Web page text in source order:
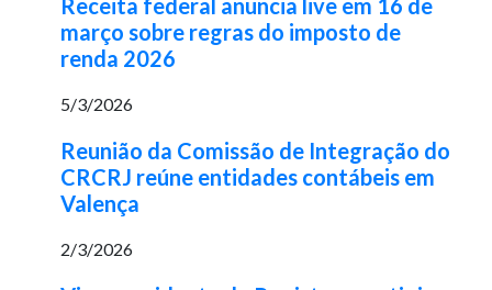
Receita federal anuncia live em 16 de
março sobre regras do imposto de
renda 2026
5/3/2026
Reunião da Comissão de Integração do
CRCRJ reúne entidades contábeis em
Valença
2/3/2026